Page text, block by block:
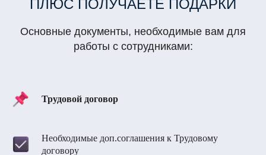
ПЛЮС ПОЛУЧАЕТЕ ПОДАРКИ
Основные документы, необходимые вам для
работы с сотрудниками:
Трудовой договор
Необходимые доп.соглашения к Трудовому
договору